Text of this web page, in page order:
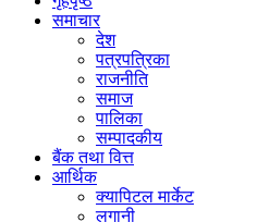
समाचार
देश
पत्रपत्रिका
राजनीति
समाज
पालिका
सम्पादकीय
बैंक तथा वित्त
आर्थिक
क्यापिटल मार्केट
लगानी